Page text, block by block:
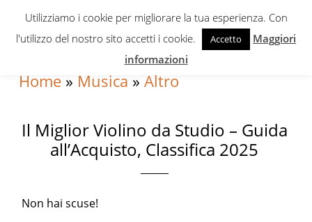
Skip
navigation
Skip
Skip
sidebar
Home » Musica »Altro
Il Miglior Violino da Studio – Guida
all’Acquisto, Classifica 2025
Non hai scuse!
Utilizziamo i cookie per migliorare la tua esperienza. Con
l'utilizzo del nostro sito accetti i cookie.
Accetto
Maggiori
informazioni